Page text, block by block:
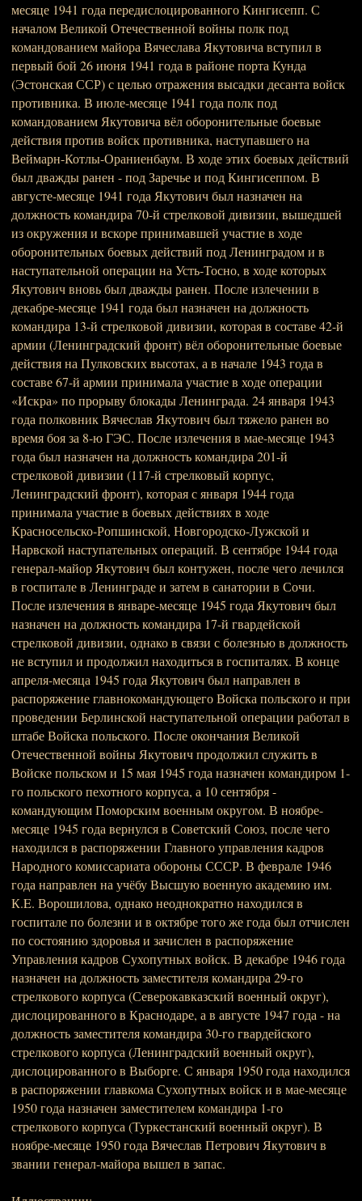
месяце 1941 года передислоцированного Кингисепп. С
началом Великой Отечественной войны полк под
командованием майора Вячеслава Якутовича вступил в
первый бой 26 июня 1941 года в районе порта Кунда
(Эстонская ССР) с целью отражения высадки десанта войск
противника. В июле-месяце 1941 года полк под
командованием Якутовича вёл оборонительные боевые
действия против войск противника, наступавшего на
Веймарн-Котлы-Ораниенбаум. В ходе этих боевых действий
был дважды ранен - под Заречье и под Кингисеппом. В
августе-месяце 1941 года Якутович был назначен на
должность командира 70-й стрелковой дивизии, вышедшей
из окружения и вскоре принимавшей участие в ходе
оборонительных боевых действий под Ленинградом и в
наступательной операции на Усть-Тосно, в ходе которых
Якутович вновь был дважды ранен. После излечении в
декабре-месяце 1941 года был назначен на должность
командира 13-й стрелковой дивизии, которая в составе 42-й
армии (Ленинградский фронт) вёл оборонительные боевые
действия на Пулковских высотах, а в начале 1943 года в
составе 67-й армии принимала участие в ходе операции
«Искра» по прорыву блокады Ленинграда. 24 января 1943
года полковник Вячеслав Якутович был тяжело ранен во
время боя за 8-ю ГЭС. После излечения в мае-месяце 1943
года был назначен на должность командира 201-й
стрелковой дивизии (117-й стрелковый корпус,
Ленинградский фронт), которая с января 1944 года
принимала участие в боевых действиях в ходе
Красносельско-Ропшинской, Новгородско-Лужской и
Нарвской наступательных операций. В сентябре 1944 года
генерал-майор Якутович был контужен, после чего лечился
в госпитале в Ленинграде и затем в санатории в Сочи.
После излечения в январе-месяце 1945 года Якутович был
назначен на должность командира 17-й гвардейской
стрелковой дивизии, однако в связи с болезнью в должность
не вступил и продолжил находиться в госпиталях. В конце
апреля-месяца 1945 года Якутович был направлен в
распоряжение главнокомандующего Войска польского и при
проведении Берлинской наступательной операции работал в
штабе Войска польского. После окончания Великой
Отечественной войны Якутович продолжил служить в
Войске польском и 15 мая 1945 года назначен командиром 1-
го польского пехотного корпуса, а 10 сентября -
командующим Поморским военным округом. В ноябре-
месяце 1945 года вернулся в Советский Союз, после чего
находился в распоряжении Главного управления кадров
Народного комиссариата обороны СССР. В феврале 1946
года направлен на учёбу Высшую военную академию им.
К.E. Ворошилова, однако неоднократно находился в
госпитале по болезни и в октябре того же года был отчислен
по состоянию здоровья и зачислен в распоряжение
Управления кадров Сухопутных войск. В декабре 1946 года
назначен на должность заместителя командира 29-го
стрелкового корпуса (Северокавказский военный округ),
дислоцированного в Краснодаре, а в августе 1947 года - на
должность заместителя командира 30-го гвардейского
стрелкового корпуса (Ленинградский военный округ),
дислоцированного в Выборге. С января 1950 года находился
в распоряжении главкома Сухопутных войск и в мае-месяце
1950 года назначен заместителем командира 1-го
стрелкового корпуса (Туркестанский военный округ). В
ноябре-месяце 1950 года Вячеслав Петрович Якутович в
звании генерал-майора вышел в запас.